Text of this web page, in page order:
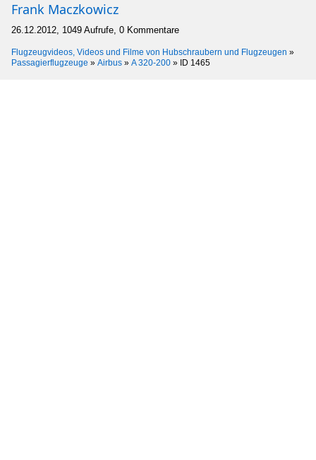
Frank Maczkowicz
26.12.2012, 1049 Aufrufe, 0 Kommentare
Flugzeugvideos, Videos und Filme von Hubschraubern und Flugzeugen »
Passagierflugzeuge » Airbus » A 320-200 » ID 1465